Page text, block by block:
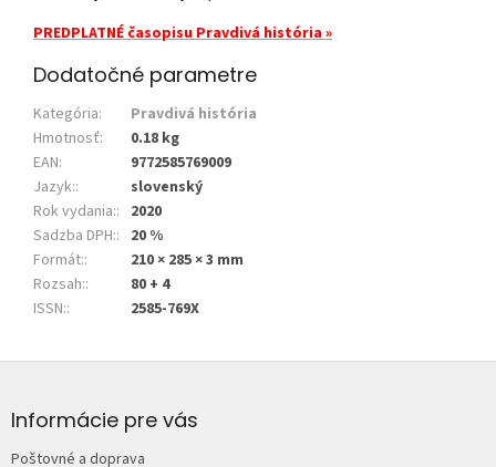
PREDPLATNÉ časopisu Pravdivá história »
Dodatočné parametre
Kategória:
Pravdivá história
Hmotnosť:
0.18 kg
EAN:
9772585769009
Jazyk::
slovenský
Rok vydania:: 2020
Sadzba DPH:: 20 %
Formát::
210 × 285 × 3 mm
Rozsah::
80 + 4
ISSN:: 2585-769X
pInformácie pre vás
Poštovné a doprava